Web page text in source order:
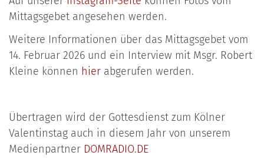
Mittagsgebet angesehen werden.
Weitere Informationen über das Mittagsgebet vom
14. Februar 2026 und ein Interview mit Msgr. Robert
Kleine können hier abgerufen werden.
Übertragen wird der Gottesdienst zum Kölner
Valentinstag auch in diesem Jahr von unserem
Medienpartner DOMRADIO.DE